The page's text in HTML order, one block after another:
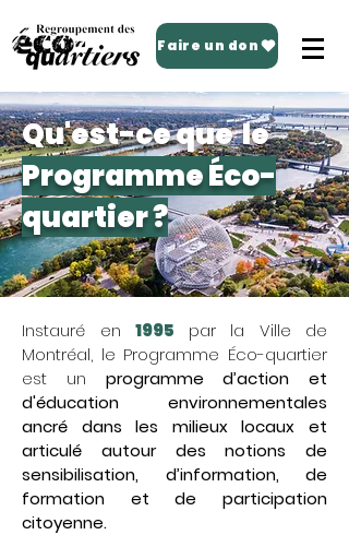
Faire un don
Qu'est-ce que le
Programme Éco-
quartier ?
Instauré en 1995 par la Ville de
Montréal, le Programme Éco-quartier
est un programme d’action et
d'éducation environnementales
ancré dans les milieux locaux et
articulé autour des notions de
sensibilisation, d’information, de
formation et de participation
citoyenne.